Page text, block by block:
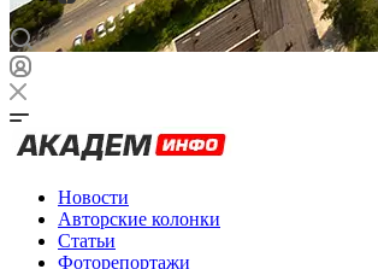
Новости
Авторские колонки
Статьи
Фоторепортажи